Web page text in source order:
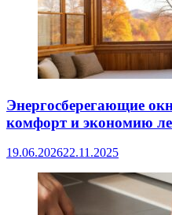
Энергосберегающие
комфорт и экономию
19.06.202622.11.2025